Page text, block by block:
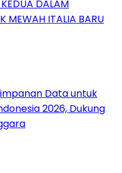
DALAM
MEWAH ITALIA BARU
Data untuk
2026, Dukung